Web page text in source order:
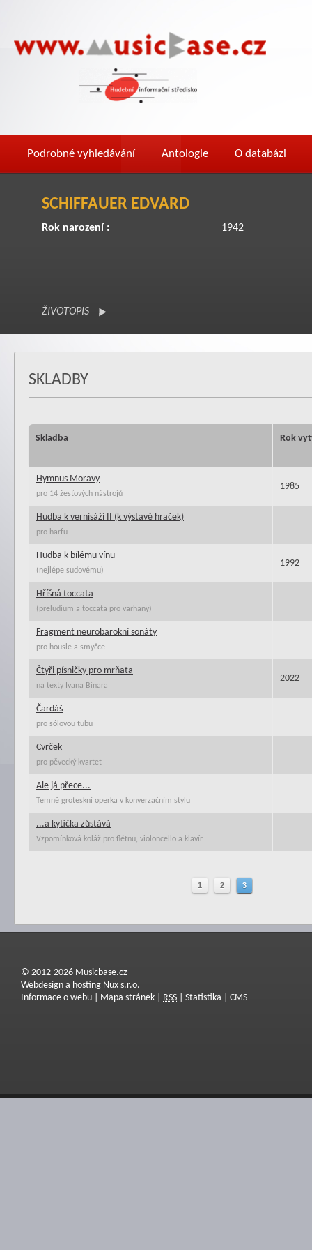
Podrobné vyhledávání Antologie O databázi
SCHIFFAUER EDVARD
Rok narození : 1942
ŽIVOTOPIS
SKLADBY
Skladba Rok
Hymnus Moravy
pro 14 žesťových nástrojů
1985
Hudba k vernisáži II (k výstavě hraček)
pro harfu
Hudba k bílému vínu
(nejlépe sudovému)
1992
Hříšná toccata
(preludium a toccata pro varhany)
Fragment neurobarokní sonáty
pro housle a smyčce
Čtyři písničky pro mrňata
na texty Ivana Binara
2022
Čardáš
pro sólovou tubu
Cvrček
pro pěvecký kvartet
Ale já přece...
Temně groteskní operka v konverzačním stylu
...a kytička zůstává
Vzpomínková koláž pro flétnu, violoncello a klavír.
1 2 3
© 2012-2026 Musicbase.cz
Webdesign a hosting Nux s.r.o.
Informace o webu
Mapa stránek RSS Statistika CMS